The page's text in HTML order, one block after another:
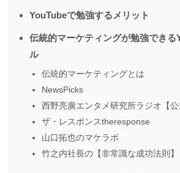
YouTubeで勉強するメリット
伝統的マーケティングが勉強できる
ル
伝統的マーケティングとは
NewsPicks
西野亮廣エンタメ研究所ラジオ【公
ザ・レスポンスtheresponse
山口拓也のマケラボ
竹之内社長の【非常識な成功法則】